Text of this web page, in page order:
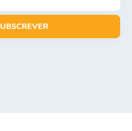
SUBSCREVER